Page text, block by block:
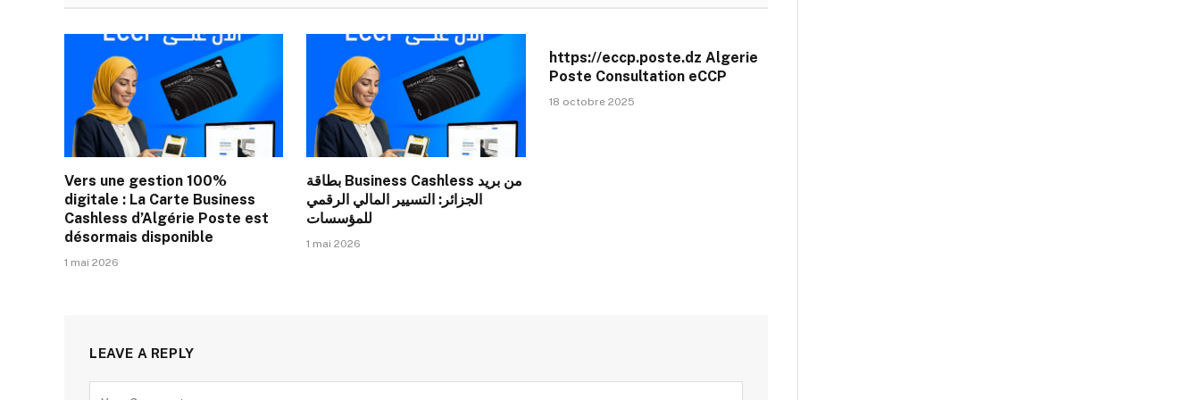
Vers une gestion 100%
digitale : La Carte Business
Cashless d’Algérie Poste est
désormais disponible
1 mai 2026
بطاقة Business Cashless من بريد
الجزائر: التسيير المالي الرقمي
للمؤسسات
1 mai 2026
https://eccp.poste.dz Algerie
Poste Consultation eCCP
18 octobre 2025
LEAVE A REPLY